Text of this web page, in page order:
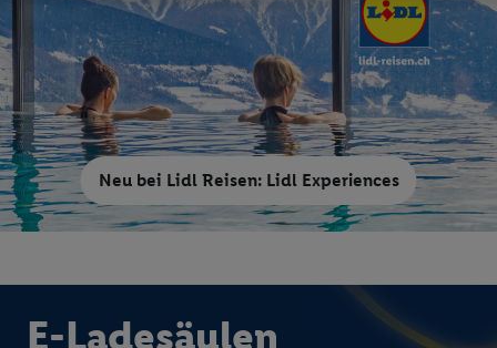
Neu bei Lidl Reisen: Lidl Experiences
E-Ladesäulen